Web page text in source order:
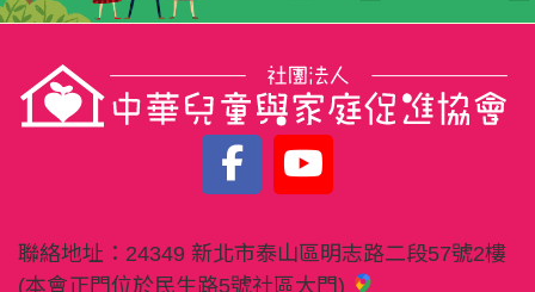
聯絡地址： 24349 新北市泰山區明志路二段57號2樓
(本會正門位於民生路5號社區大門)